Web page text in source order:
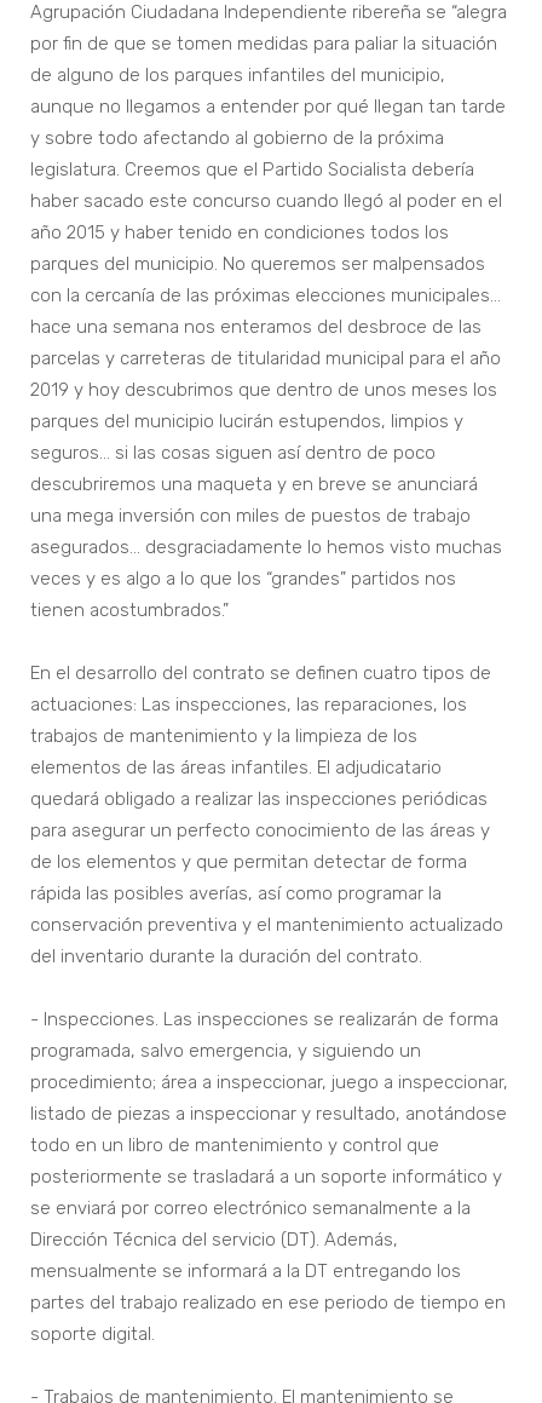
Agrupación Ciudadana Independiente ribereña se “alegra
por fin de que se tomen medidas para paliar la situación
de alguno de los parques infantiles del municipio,
aunque no llegamos a entender por qué llegan tan tarde
y sobre todo afectando al gobierno de la próxima
legislatura. Creemos que el Partido Socialista debería
haber sacado este concurso cuando llegó al poder en el
año 2015 y haber tenido en condiciones todos los
parques del municipio. No queremos ser malpensados
con la cercanía de las próximas elecciones municipales…
hace una semana nos enteramos del desbroce de las
parcelas y carreteras de titularidad municipal para el año
2019 y hoy descubrimos que dentro de unos meses los
parques del municipio lucirán estupendos, limpios y
seguros… si las cosas siguen así dentro de poco
descubriremos una maqueta y en breve se anunciará
una mega inversión con miles de puestos de trabajo
asegurados… desgraciadamente lo hemos visto muchas
veces y es algo a lo que los “grandes” partidos nos
tienen acostumbrados.”
En el desarrollo del contrato se definen cuatro tipos de
actuaciones: Las inspecciones, las reparaciones, los
trabajos de mantenimiento y la limpieza de los
elementos de las áreas infantiles. El adjudicatario
quedará obligado a realizar las inspecciones periódicas
para asegurar un perfecto conocimiento de las áreas y
de los elementos y que permitan detectar de forma
rápida las posibles averías, así como programar la
conservación preventiva y el mantenimiento actualizado
del inventario durante la duración del contrato.
- Inspecciones. Las inspecciones se realizarán de forma
programada, salvo emergencia, y siguiendo un
procedimiento; área a inspeccionar, juego a inspeccionar,
listado de piezas a inspeccionar y resultado, anotándose
todo en un libro de mantenimiento y control que
posteriormente se trasladará a un soporte informático y
se enviará por correo electrónico semanalmente a la
Dirección Técnica del servicio (DT). Además,
mensualmente se informará a la DT entregando los
partes del trabajo realizado en ese periodo de tiempo en
soporte digital.
- Trabajos de mantenimiento. El mantenimiento se